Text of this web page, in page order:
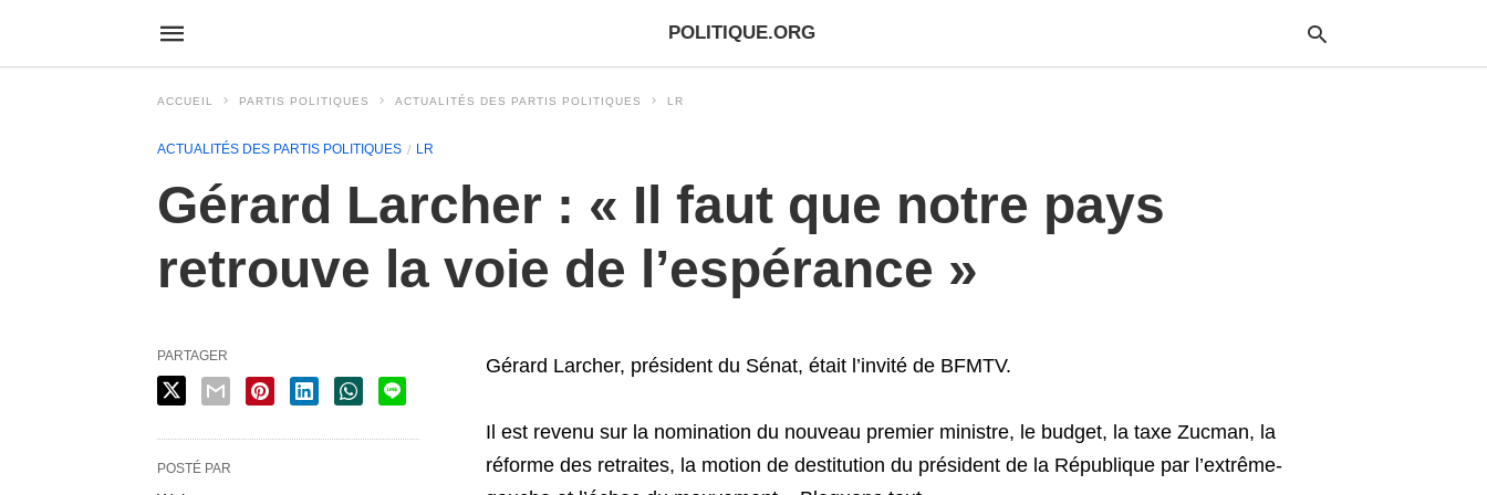
POLITIQUE.ORG
ACCUEIL PARTIS POLITIQUES ACTUALITÉS DES PARTIS POLITIQUES LR
ACTUALITÉS DES PARTIS POLITIQUES LR
Gérard Larcher : « Il faut que notre pays
retrouve la voie de l’espérance »
Gérard Larcher, président du Sénat, était l’invité de BFMTV.
Il est revenu sur la nomination du nouveau premier ministre, le budget, la taxe Zucman, la
réforme des retraites, la motion de destitution du président de la République par l’extrême-
PARTAGER
POSTÉ PAR